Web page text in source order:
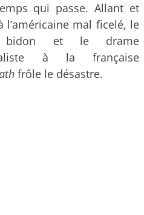
qui passe. Allant et
mal ficelé, le
bidon et le drame
à la française
frôle le désastre.